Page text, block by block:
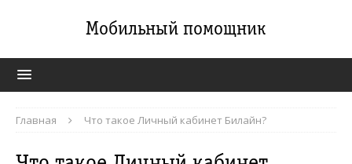
Мобильный помощник
Главная Что такое Личный кабинет Билайн?